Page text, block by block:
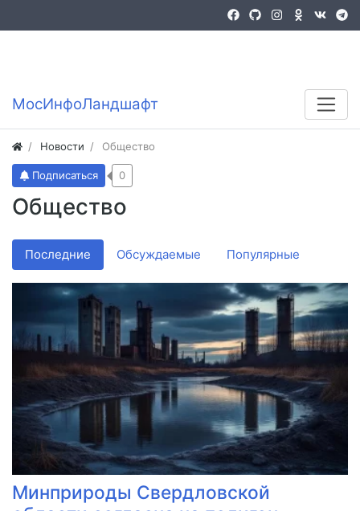
MocИнфоЛандшафт
Новости Общество
Общество
Подписаться 0
Последние Обсуждаемые Популярные
Минприроды Свердловской